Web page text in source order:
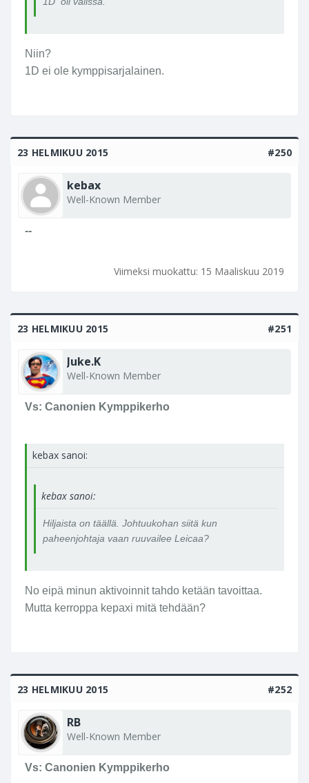
Niin?
1D ei ole kymppisarjalainen.
23 HELMIKUU 2015 #250
kebax
Well-Known Member
--
Viimeksi muokattu: 15 Maaliskuu 2019
23 HELMIKUU 2015 #251
Juke.K
Well-Known Member
Vs: Canonien Kymppikerho
kebax sanoi:
kebax sanoi:
Hiljaista on täällä. Johtuukohan siitä kun
paheenjohtaja vaan ruuvailee Leicaa?
No eipä minun aktivoinnit tahdo ketään tavoittaa.
Mutta kerroppa kepaxi mitä tehdään?
23 HELMIKUU 2015 #252
RB
Well-Known Member
Vs: Canonien Kymppikerho